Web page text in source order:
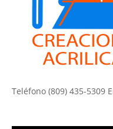
Teléfono (809) 435-5309